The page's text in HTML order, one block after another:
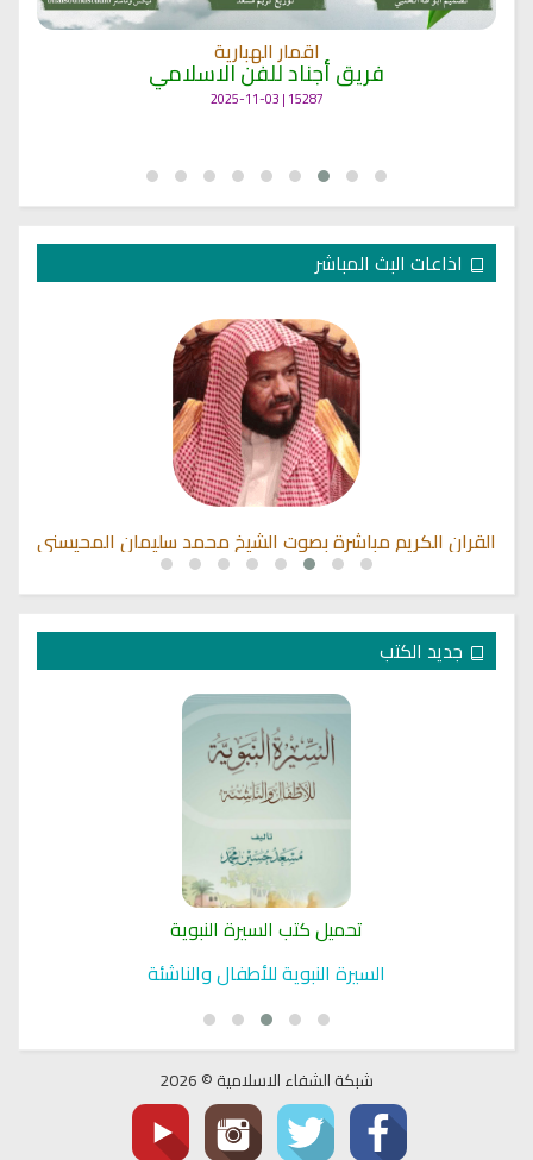
اقمار الهبارية
فريق أجناد للفن الاسلامي
15287 | 2025-11-03
اذاعات البث المباشر
القران الكريم مباشرة بصوت الشيخ محمد سليمان المحيسني
جديد الكتب
تحميل كتب السيرة النبوية
السيرة النبوية للأطفال والناشئة
شبكة الشفاء الاسلامية © 2026